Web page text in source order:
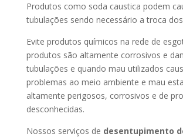
Produtos como soda caustica podem
tubulações sendo necessário a troca
Evite produtos químicos na rede de
produtos são altamente corrosivos e
tubulações e quando mau utilizados
problemas ao meio ambiente e mau
altamente perigosos, corrosivos e de
desconhecidas.
Nossos serviços de desentupimento